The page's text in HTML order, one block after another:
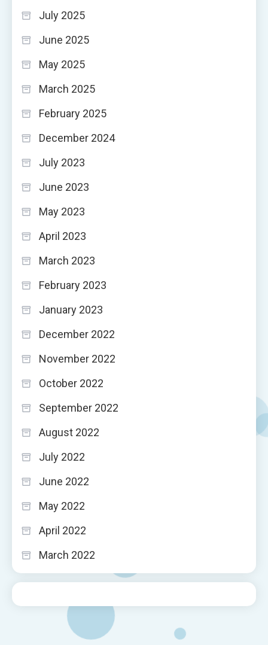
July 2025
June 2025
May 2025
March 2025
February 2025
December 2024
July 2023
June 2023
May 2023
April 2023
March 2023
February 2023
January 2023
December 2022
November 2022
October 2022
September 2022
August 2022
July 2022
June 2022
May 2022
April 2022
March 2022